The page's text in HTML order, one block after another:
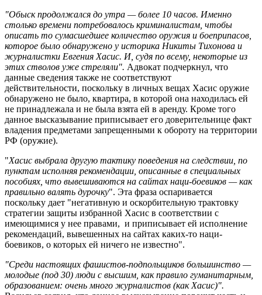
"Обыск продолжался до утра — более 10 часов. Именно
столько времени потребовалось криминалистам, чтобы
описать то сумасшедшее количество оружия и боеприпасов,
которое было обнаружено у историка Никиты Тихонова и
журналистки Евгения Хасис. И, судя по всему, некоторые из
этих стволов уже стреляли". Адвокат подчеркнул, что
данные сведения также не соответствуют
действительности, поскольку в личных вещах Хасис оружие
обнаружено не было, квартира, в которой она находилась ей
не принадлежала и не была взята ей в аренду. Кроме того
данное высказывание приписывает его доверительнице факт
владения предметами запрещенными к обороту на территории
РФ (оружие).
"Хасис выбрала другую тактику поведения на следствии, по
пунктам исполняя рекомендации, описанные в специальных
пособиях, что вывешиваются на сайтах наци-боевиков — как
правильно валять дурочку". Эта фраза оспаривается
поскольку дает "негативную и оскорбительную трактовку
стратегии защиты избранной Хасис в соответствии с
имеющимися у нее правами, и приписывает ей исполнение
рекомендаций, вывешенных на сайтах каких-то наци-
боевиков, о которых ей ничего не известно".
"Среди настоящих фашистов-подпольщиков большинство —
молодые (под 30) люди с высшим, как правило гуманитарным,
образованием: очень много журналистов (как Хасис)".